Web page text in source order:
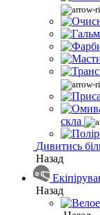
скла
Дивитись
Назад
Назад